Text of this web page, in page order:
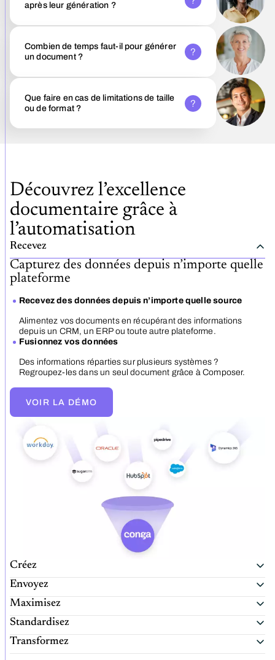
après leur génération ?
Combien de temps faut-il pour générer
un document ?
Que faire en cas de limitations de taille
ou de format ?
Découvrez l’excellence
documentaire grâce à
l’automatisation
Recevez
Capturez des données depuis n’importe quelle
plateforme
Recevez des données depuis n’importe quelle source
Alimentez vos documents en récupérant des informations
depuis un CRM, un ERP ou toute autre plateforme.
Fusionnez vos données
Des informations réparties sur plusieurs systèmes ?
Regroupez-les dans un seul document grâce à Composer.
VOIR LA DÉMO
Créez
Envoyez
Maximisez
Standardisez
Transformez